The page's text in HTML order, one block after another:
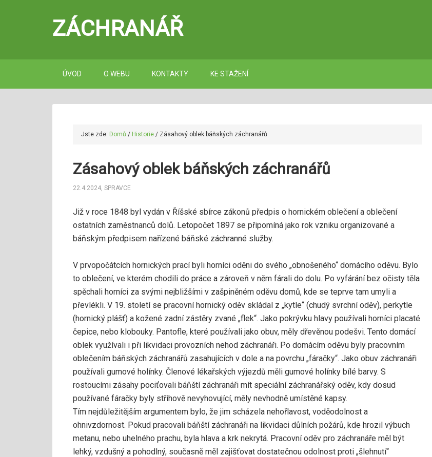
ZÁCHRANÁŘ
ÚVOD O WEBU KONTAKTY KE STAŽENÍ
Jste zde: Domů / Historie / Zásahový oblek báňských záchranářů
Zásahový oblek báňských záchranářů
22.4.2024, SPRAVCE
Již v roce 1848 byl vydán v Říšské sbírce zákonů předpis o hornickém oblečení a oblečení
ostatních zaměstnanců dolů. Letopočet 1897 se připomíná jako rok vzniku organizované a
báňským předpisem nařízené báňské záchranné služby.
V prvopočátcích hornických prací byli horníci oděni do svého „obnošeného“ domácího oděvu. Bylo
to oblečení, ve kterém chodili do práce a zároveň v něm fárali do dolu. Po vyfárání bez očisty těla
spěchali horníci za svými nejbližšími v zašpiněném oděvu domů, kde se teprve tam umyli a
převlékli. V 19. století se pracovní hornický oděv skládal z „kytle“ (chudý svrchní oděv), perkytle
(hornický plášť) a kožené zadní zástěry zvané „flek“. Jako pokrývku hlavy používali horníci placaté
čepice, nebo klobouky. Pantofle, které používali jako obuv, měly dřevěnou podešvi. Tento domácí
oblek využívali i při likvidaci provozních nehod záchranáři. Po domácím oděvu byly pracovním
oblečením báňských záchranářů zasahujících v dole a na povrchu „fáračky“. Jako obuv záchranáři
používali gumové holínky. Členové lékařských výjezdů měli gumové holínky bílé barvy. S
rostoucími zásahy pociťovali báňští záchranáři mít speciální záchranářský oděv, kdy dosud
používané fáračky byly střihově nevyhovující, měly nevhodně umístěné kapsy.
Tím nejdůležitějším argumentem bylo, že jim scházela nehořlavost, voděodolnost a
ohnivzdornost. Pokud pracovali báňští záchranáři na likvidaci důlních požárů, kde hrozil výbuch
metanu, nebo uhelného prachu, byla hlava a krk nekrytá. Pracovní oděv pro záchranáře měl být
lehký, vzdušný a pohodlný, současně měl zajišťovat dostatečnou odolnost proti „šlehnutí“